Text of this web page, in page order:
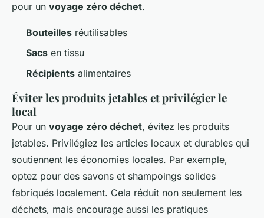
pour un voyage zéro déchet.
Bouteilles réutilisables
Sacs en tissu
Récipients alimentaires
Éviter les produits jetables et privilégier le
local
Pour un voyage zéro déchet, évitez les produits
jetables. Privilégiez les articles locaux et durables qui
soutiennent les économies locales. Par exemple,
optez pour des savons et shampoings solides
fabriqués localement. Cela réduit non seulement les
déchets, mais encourage aussi les pratiques